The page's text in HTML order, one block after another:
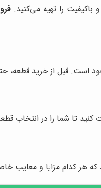
را تهیه می‌کنید.
است. قبل از خرید قطعه،
کنید تا شما را در انتخاب
که هر کدام مزایا و معایب